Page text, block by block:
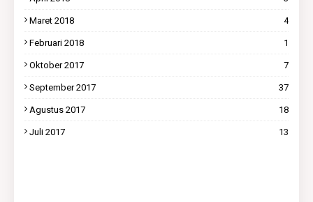
Maret 2018 4
Februari 2018 1
Oktober 2017 7
September 2017 37
Agustus 2017 18
Juli 2017 13